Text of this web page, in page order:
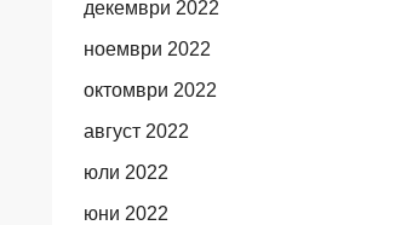
декември 2022
ноември 2022
октомври 2022
август 2022
юли 2022
юни 2022